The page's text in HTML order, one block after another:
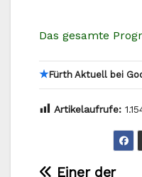
Das gesamte
★Fürth Aktuell bei
Artikelaufrufe:
Einer der